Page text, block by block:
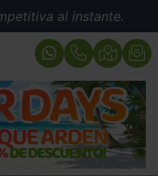
al instante.